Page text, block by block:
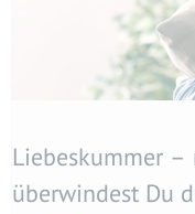
Liebeskummer
überwindest Du